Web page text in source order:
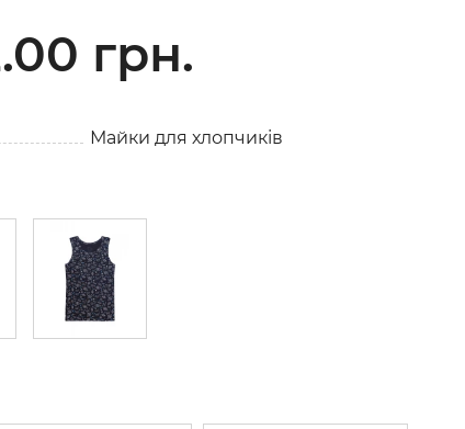
грн.
Майки для хлопчиків